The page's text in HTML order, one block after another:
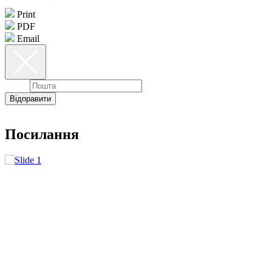
Print
PDF
Email
Відправити
Посилання